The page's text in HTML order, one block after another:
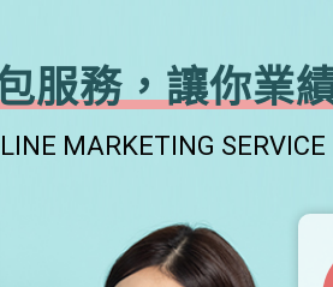
服務，讓你業
MARKETING SERVICE